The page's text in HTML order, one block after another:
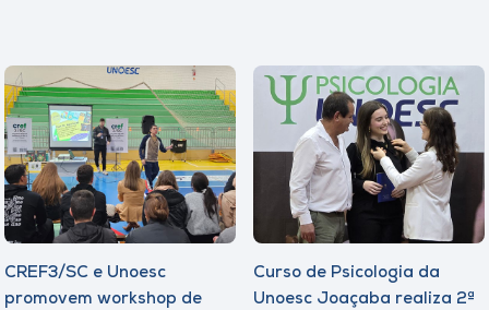
CREF3/SC e Unoesc
promovem workshop de
Curso de Psicologia da
Unoesc Joaçaba realiza 2ª